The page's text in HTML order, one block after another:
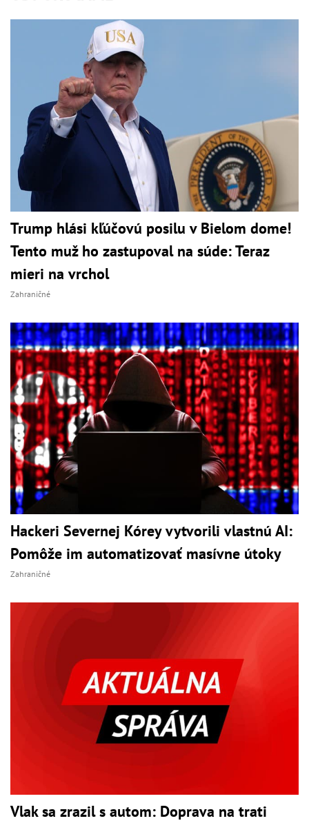
Trump hlási kľúčovú posilu v Bielom dome!
Tento muž ho zastupoval na súde: Teraz
mieri na vrchol
Zahraničné
Hackeri Severnej Kórey vytvorili vlastnú AI:
Pomôže im automatizovať masívne útoky
Zahraničné
Vlak sa zrazil s autom: Doprava na trati